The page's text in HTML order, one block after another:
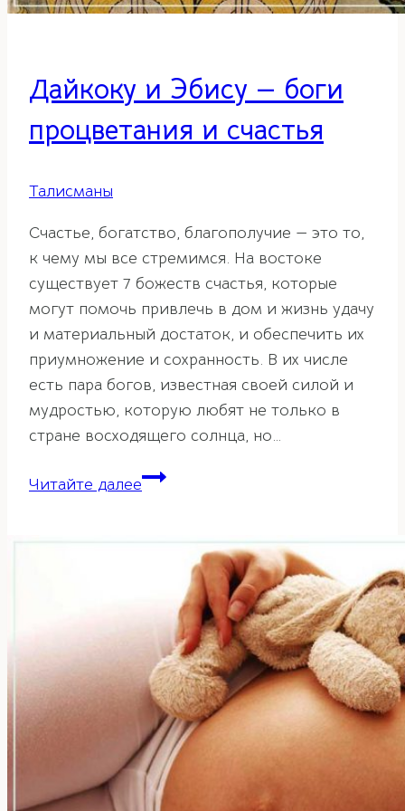
Дайкоку и Эбису — боги
процветания и счастья
Талисманы
Счастье, богатство, благополучие — это то,
к чему мы все стремимся. На востоке
существует 7 божеств счастья, которые
могут помочь привлечь в дом и жизнь удачу
и материальный достаток, и обеспечить их
приумножение и сохранность. В их числе
есть пара богов, известная своей силой и
мудростью, которую любят не только в
стране восходящего солнца, но…
Читайте далееДайкоку
процветания
и
счастья